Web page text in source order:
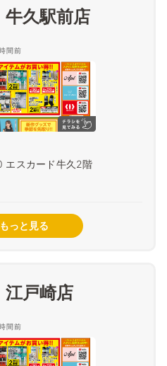
久駅前店
間前
エスカード牛久2階
っと見る
戸崎店
間前